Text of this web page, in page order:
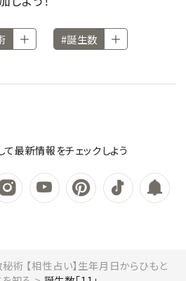
#誕生数
最新情報をチェックしよう
術 【相性占い】生年月日からひもと